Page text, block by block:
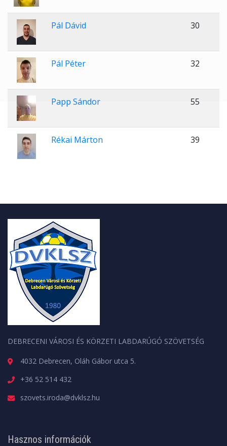
Pál Dávid 30
Pál Péter 32
Papp Sándor 55
Rékai Márton 39
DEBRECENI VÁROSI ÉS KÖRZETI LABDARÚGÓ SZÖVETSÉG
4032 Debrecen, Oláh Gábor utca 5.
+36 52 514 432
szovets.iroda@dvklsz.hu
Hasznos információk